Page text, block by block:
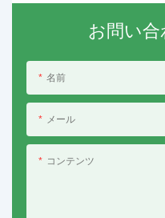
お問い
名前
メール
コンテンツ